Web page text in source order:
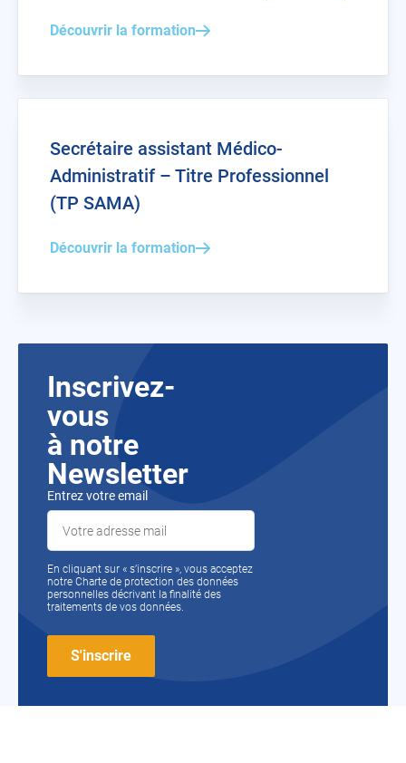
Découvrir la formation
Secrétaire assistant Médico-
Administratif – Titre Professionnel
(TP SAMA)
Découvrir la formation
Inscrivez-
vous
à notre
Newsletter
Entrez votre email
En cliquant sur « s’inscrire », vous acceptez
notre Charte de protection des données
personnelles décrivant la finalité des
traitements de vos données.